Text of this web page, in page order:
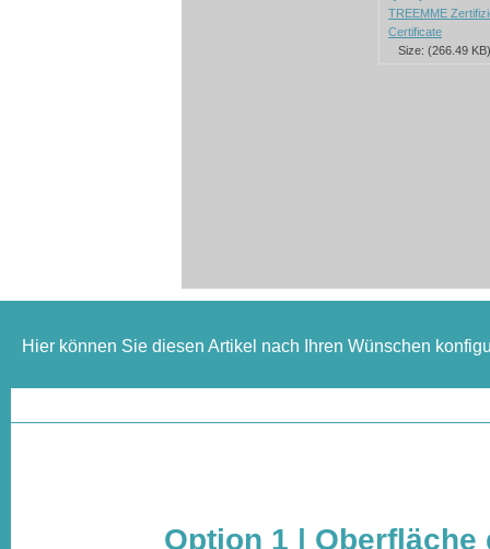
TREEMME
Certificate
Size: (266.49 KB)
Hier können Sie diesen Artikel nach Ihren Wünschen
Option 1 |